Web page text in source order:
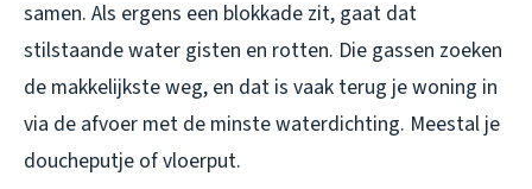
samen. Als ergens een blokkade zit, gaat dat
stilstaande water gisten en rotten. Die gassen zoeken
de makkelijkste weg, en dat is vaak terug je woning in
via de afvoer met de minste waterdichting. Meestal je
doucheputje of vloerput.